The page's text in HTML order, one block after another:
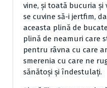
vine, şi toată bucuria şi
se cuvine să-i jertfim,
aceasta plină de
plină de neamuri care
pentru râvna cu care
smerenia cu care ne
sănătoşi şi îndestulaţi.